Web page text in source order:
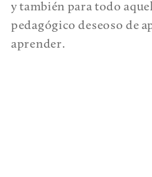
y también para todo
pedagógico deseoso de
aprender.